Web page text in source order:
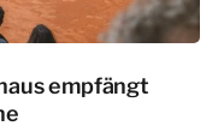
empfängt